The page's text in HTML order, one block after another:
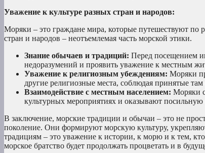
Уважение к культуре разных стран и народов:
Моряки – это граждане мира, которые путешествуют по
стран и народов – неотъемлемая часть морской этики.
Знание обычаев и традиций: Перед посещением
недоразумений и проявить уважение к местным
Уважение к религиозным убеждениям: Моряки
другие религиозные места, соблюдая принятые там
Взаимодействие с местным населением: Моряки
культурных мероприятиях и оказывают
В заключение, морские традиции и обычаи – это не
поколение. Они формируют морскую культуру,
традициям – это уважение к истории, к морю и к тем,
морское братство будет продолжать процветать и в